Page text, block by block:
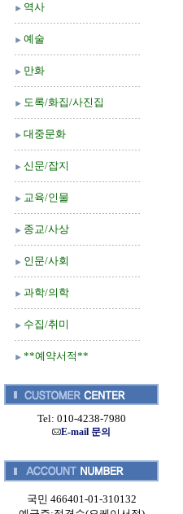
역사
예술
만화
도록/화집/사진집
대중문화
신문/잡지
교육/인물
종교/사상
인문/사회
과학/의학
수집/취미
**예약서적**
Tel: 010-4238-7980
E-mail 문의
국민 466401-01-310132